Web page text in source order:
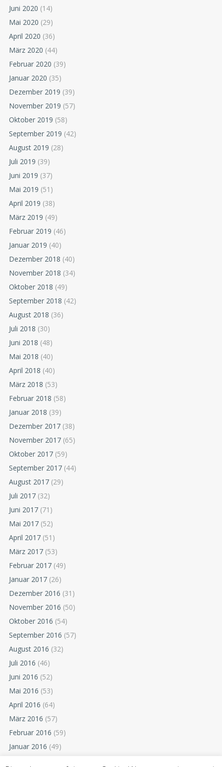
Juni 2020 (14)
Mai 2020 (29)
April 2020 (36)
März 2020 (44)
Februar 2020 (39)
Januar 2020 (35)
Dezember 2019 (39)
November 2019 (57)
Oktober 2019 (58)
September 2019 (42)
August 2019 (28)
Juli 2019 (39)
Juni 2019 (37)
Mai 2019 (51)
April 2019 (38)
März 2019 (49)
Februar 2019 (46)
Januar 2019 (40)
Dezember 2018 (40)
November 2018 (34)
Oktober 2018 (49)
September 2018 (42)
August 2018 (36)
Juli 2018 (30)
Juni 2018 (48)
Mai 2018 (40)
April 2018 (40)
März 2018 (53)
Februar 2018 (58)
Januar 2018 (39)
Dezember 2017 (38)
November 2017 (65)
Oktober 2017 (59)
September 2017 (44)
August 2017 (29)
Juli 2017 (32)
Juni 2017 (71)
Mai 2017 (52)
April 2017 (51)
März 2017 (53)
Februar 2017 (49)
Januar 2017 (26)
Dezember 2016 (31)
November 2016 (50)
Oktober 2016 (54)
September 2016 (57)
August 2016 (32)
Juli 2016 (46)
Juni 2016 (52)
Mai 2016 (53)
April 2016 (64)
März 2016 (57)
Februar 2016 (59)
Januar 2016 (49)